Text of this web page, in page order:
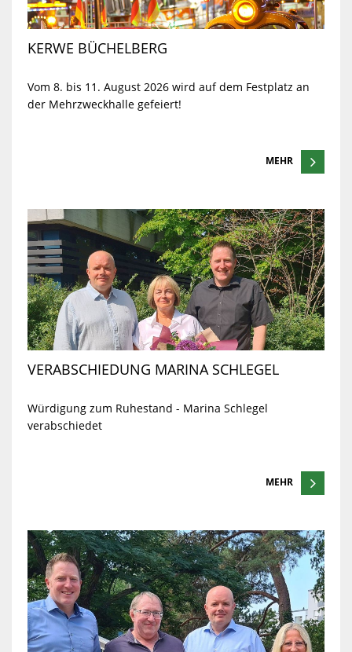
KERWE BÜCHELBERG
Vom 8. bis 11. August 2026 wird auf dem Festplatz an
der Mehrzweckhalle gefeiert!
MEHR
VERABSCHIEDUNG MARINA SCHLEGEL
Würdigung zum Ruhestand - Marina Schlegel
verabschiedet
MEHR